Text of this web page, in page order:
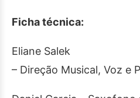
Ficha técnica:
Eliane Salek
– Direção Musical, Voz e